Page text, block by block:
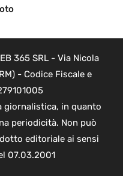
365 SRL - Via Nicola
- Codice Fiscale e
giornalistica, in quanto
periodicità. Non può
editoriale ai sensi
07.03.2001